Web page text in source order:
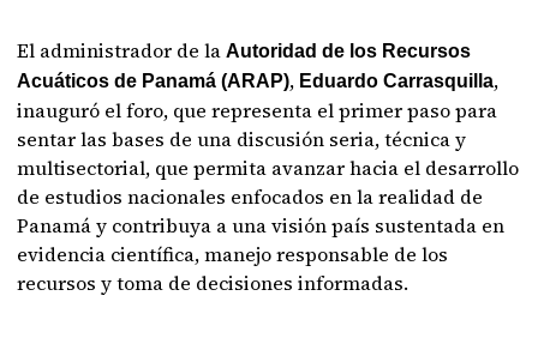
El administrador de laAutoridad de los Recursos
Acuáticos de Panamá (ARAP), Eduardo Carrasquilla,
inauguró el foro, que representa el primer paso para
sentar las bases de una discusión seria, técnica y
multisectorial, que permita avanzar hacia el desarrollo
de estudios nacionales enfocados en la realidad de
Panamá y contribuya a una visión país sustentada en
evidencia científica, manejo responsable de los
recursos y toma de decisiones informadas.